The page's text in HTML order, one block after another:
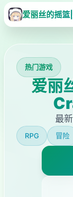
爱丽丝的摇
热门游戏
爱丽
最
RPG 冒险